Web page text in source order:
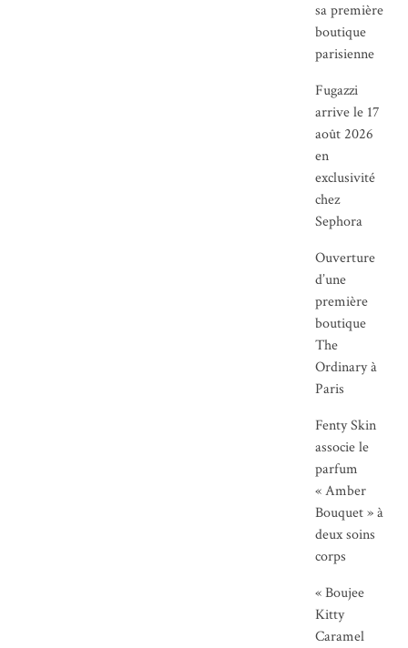
sa première
boutique
parisienne
Fugazzi
arrive le 17
août 2026
en
exclusivité
chez
Sephora
Ouverture
d’une
première
boutique
The
Ordinary à
Paris
Fenty Skin
associe le
parfum
« Amber
Bouquet » à
deux soins
corps
« Boujee
Kitty
Caramel